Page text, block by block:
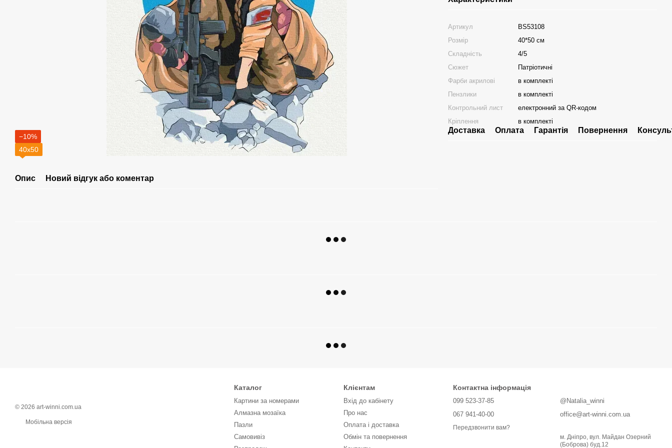
−10%
40х50
Опис Новий відгук або коментар
Артикул
BS53108
Розмір
40*50 см
Складність
4/5
Сюжет
Патріотичні
Фарби акрилові
в комплекті
Пензлики
в комплекті
Контрольний лист
електронний за QR-кодом
Кріплення
в комплекті
Доставка Оплата Гарантія Повернення
© 2026 art-winni.com.ua
Мобільна версія
Каталог
Картини за номерами
Алмазна мозаїка
Пазли
Самовивіз
Клієнтам
Вхід до кабінету
Про нас
Оплата і доставка
Обмін та повернення
Контактна інформація
099 523-37-85
067 941-40-00
Передзвонити вам?
@Natalia_winni
office@art-winni.com.ua
м. Дніпро, вул. Майдан Озерний
(Боброва) буд.12